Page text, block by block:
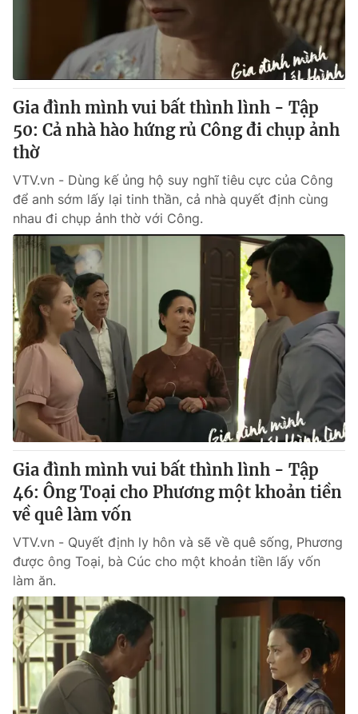
Gia đình mình vui bất thình lình - Tập
50: Cả nhà hào hứng rủ Công đi chụp ảnh
thờ
VTV.vn - Dùng kế ủng hộ suy nghĩ tiêu cực của Công
để anh sớm lấy lại tinh thần, cả nhà quyết định cùng
nhau đi chụp ảnh thờ với Công.
Gia đình mình vui bất thình lình - Tập
46: Ông Toại cho Phương một khoản tiền
về quê làm vốn
VTV.vn - Quyết định ly hôn và sẽ về quê sống, Phương
được ông Toại, bà Cúc cho một khoản tiền lấy vốn
làm ăn.